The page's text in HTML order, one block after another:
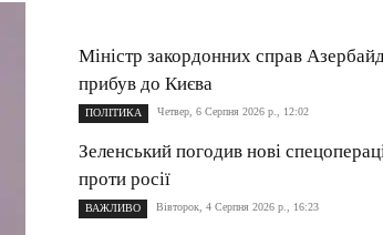
Міністр закордонних справ
прибув до Києва
ПОЛІТИКА Четвер, 6 Серпня 2026 р., 12:02
Зеленський погодив нові
проти росії
ВАЖЛИВО Вівторок, 4 Серпня 2026 р., 16:23